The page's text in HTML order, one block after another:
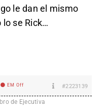
le dan el mismo
lo se Rick…
EM Off #2223139
de Ejecutiva